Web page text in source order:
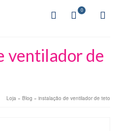
0
ventilador de
Loja » Blog » instalação de ventilador de teto